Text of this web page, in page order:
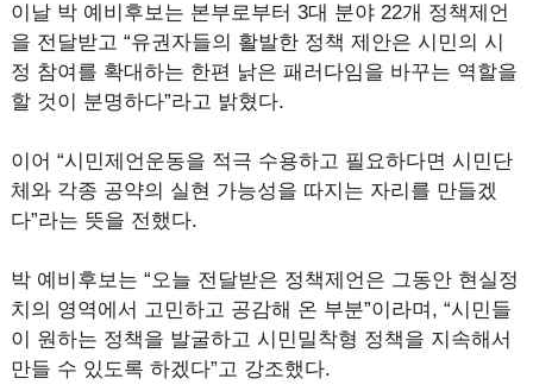
이날 박 예비후보는 본부로부터 3대 분야 22개 정책제언
을 전달받고 “유권자들의 활발한 정책 제안은 시민의 시
정 참여를 확대하는 한편 낡은 패러다임을 바꾸는 역할을
할 것이 분명하다”라고 밝혔다.
이어 “시민제언운동을 적극 수용하고 필요하다면 시민단
체와 각종 공약의 실현 가능성을 따지는 자리를 만들겠
다”라는 뜻을 전했다.
박 예비후보는 “오늘 전달받은 정책제언은 그동안 현실정
치의 영역에서 고민하고 공감해 온 부분”이라며, “시민들
이 원하는 정책을 발굴하고 시민밀착형 정책을 지속해서
만들 수 있도록 하겠다”고 강조했다.